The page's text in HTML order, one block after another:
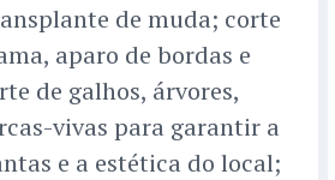
de muda; corte
aparo de bordas e
de galhos, árvores,
vivas para garantir a
e a estética do local;